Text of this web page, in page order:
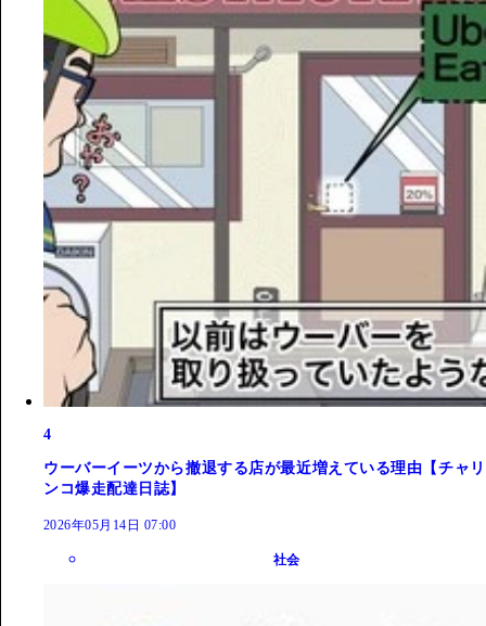
4
ウーバーイーツから撤退する店が最近増えている理由【チャリ
ンコ爆走配達日誌】
2026年05月14日 07:00
社会